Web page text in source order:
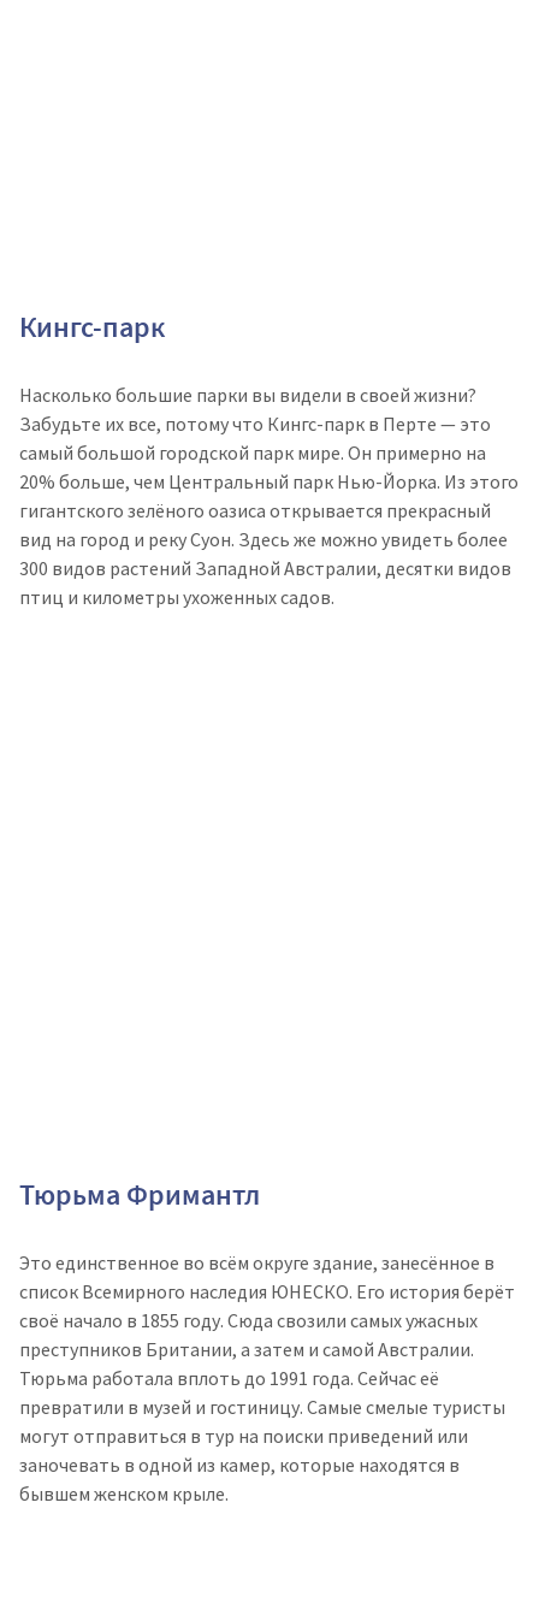
Кингс-парк
Насколько большие парки вы видели в своей жизни?
Забудьте их все, потому что Кингс-парк в Перте — это
самый большой городской парк мире. Он примерно на
20% больше, чем Центральный парк Нью-Йорка. Из этого
гигантского зелёного оазиса открывается прекрасный
вид на город и реку Суон. Здесь же можно увидеть более
300 видов растений Западной Австралии, десятки видов
птиц и километры ухоженных садов.
Тюрьма Фримантл
Это единственное во всём округе здание, занесённое в
список Всемирного наследия ЮНЕСКО. Его история берёт
своё начало в 1855 году. Сюда свозили самых ужасных
преступников Британии, а затем и самой Австралии.
Тюрьма работала вплоть до 1991 года. Сейчас её
превратили в музей и гостиницу. Самые смелые туристы
могут отправиться в тур на поиски приведений или
заночевать в одной из камер, которые находятся в
бывшем женском крыле.